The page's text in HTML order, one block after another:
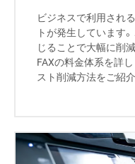
ビジネスで利用され
トが発生しています
じることで大幅に削
FAXの料金体系を詳
スト削減方法をご紹介